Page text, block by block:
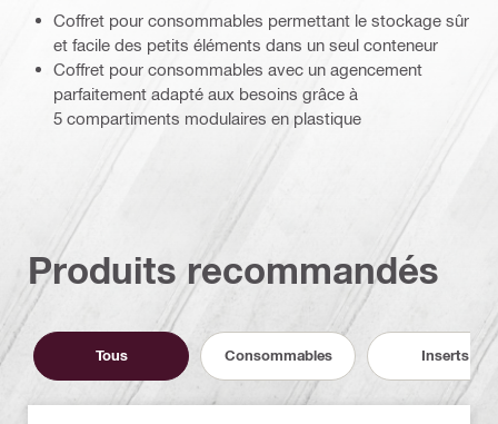
Coffret pour consommables permettant le stockage sûr
et facile des petits éléments dans un seul conteneur
Coffret pour consommables avec un agencement
parfaitement adapté aux besoins grâce à
5 compartiments modulaires en plastique
Produits recommandés
Tous Consommables Inserts